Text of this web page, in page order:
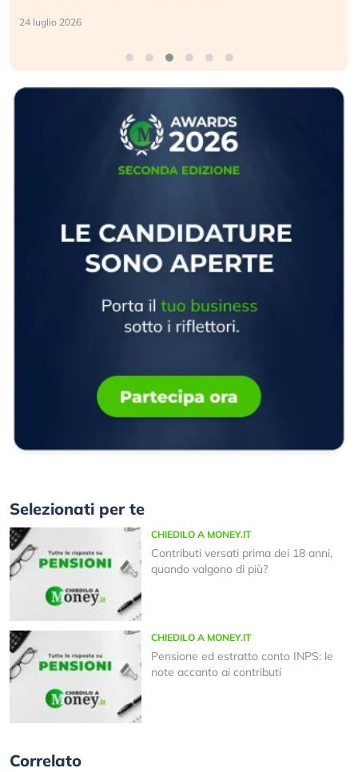
24 luglio 2026
Selezionati per te
CHIEDILO A MONEY.IT
Contributi versati prima dei 18 anni,
quando valgono di più?
CHIEDILO A MONEY.IT
Pensione ed estratto conto INPS: le
note accanto ai contributi
Correlato